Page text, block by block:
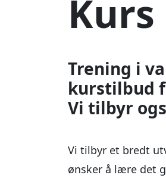
Vi tilbyr et bredt
ønsker å lære det
For
8 UKER